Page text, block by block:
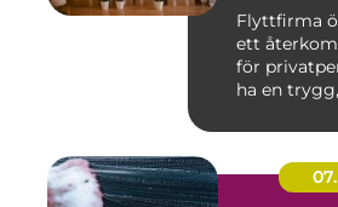
Flyttfirma
ett
för
ha en